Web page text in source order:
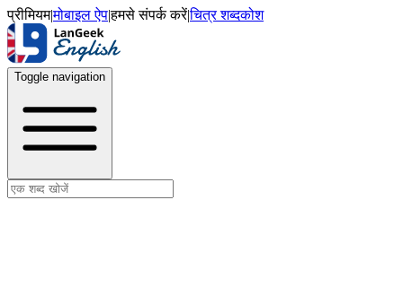
प्रीमियम|मोबाइल ऐप|हमसे संपर्क करें|चित्र शब्दकोश
Toggle navigation